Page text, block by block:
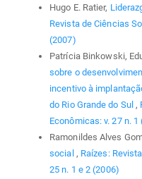
Hugo E. Ratier,
Revista de Ciências
(2007)
Patrícia Binkowski,
sobre o
incentivo à
do Rio Grande do Sul ,
Econômicas: v. 27 n. 1
Ramonildes Alves
social , Raízes:
25 n. 1 e 2 (2006)